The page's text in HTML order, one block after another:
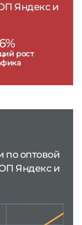
Яндекс и
рост
по оптовой
Яндекс и